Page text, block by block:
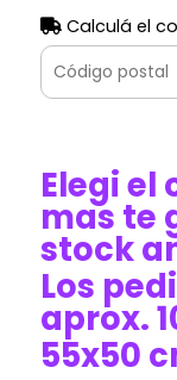
Calculá el
Elegi el
mas te
stock
Los
aprox.
55x50